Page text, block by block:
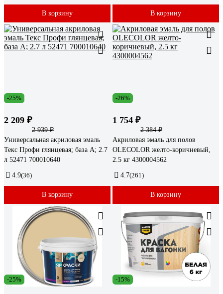
В корзину В корзину
-25%
2 209 ₽
2 939 ₽
Универсальная акриловая эмаль
Текс Профи глянцевая; база A; 2.7
л 52471 700010640
4.9(36)
В корзину
-26%
1 754 ₽
2 384 ₽
Акриловая эмаль для полов
OLECOLOR желто-коричневый,
2.5 кг 4300004562
4.7(261)
В корзину
-25% -15%